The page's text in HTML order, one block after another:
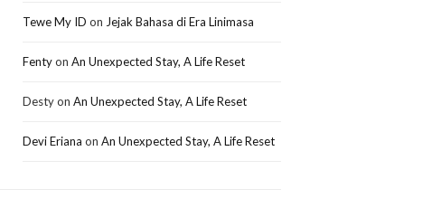
Tewe My ID on Jejak Bahasa di Era Linimasa
FentyonAn Unexpected Stay, A Life Reset
DestyonAn Unexpected Stay, A Life Reset
Devi Eriana onAn Unexpected Stay, A Life Reset